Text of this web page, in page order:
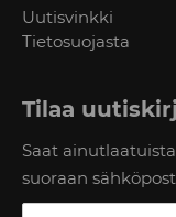
Uutisvinkki
Tietosuojasta
Tilaa
Saat
suoraan